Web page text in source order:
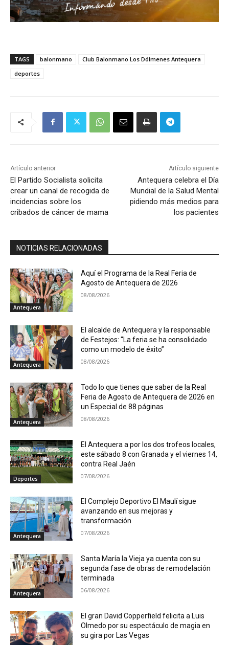
TAGS balonmano
Club Balonmano Los Dólmenes Antequera
deportes
Artículo anterior
El Partido Socialista solicita
crear un canal de recogida de
incidencias sobre los
cribados de cáncer de mama
Artículo siguiente
Antequera celebra el Día
Mundial de la Salud Mental
pidiendo más medios para
los pacientes
NOTICIAS RELACIONADAS
Antequera
Aquí el Programa de la Real Feria de
Agosto de Antequera de 2026
08/08/2026
Antequera
El alcalde de Antequera y la responsable
de Festejos: “La feria se ha consolidado
como un modelo de éxito”
08/08/2026
Antequera
Todo lo que tienes que saber de la Real
Feria de Agosto de Antequera de 2026 en
un Especial de 88 páginas
08/08/2026
Deportes
El Antequera a por los dos trofeos locales,
este sábado 8 con Granada y el viernes 14,
contra Real Jaén
07/08/2026
Antequera
El Complejo Deportivo El Maulí sigue
avanzando en sus mejoras y
transformación
07/08/2026
Antequera
Santa María la Vieja ya cuenta con su
segunda fase de obras de remodelación
terminada
06/08/2026
El gran David Copperfield felicita a Luis
Olmedo por su espectáculo de magia en
su gira por Las Vegas